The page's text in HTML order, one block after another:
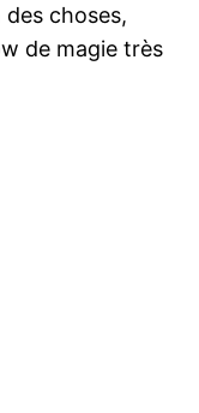
choses,
de magie très